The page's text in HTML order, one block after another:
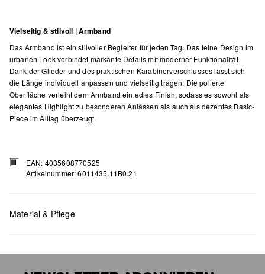
Vielseitig & stilvoll | Armband
Das Armband ist ein stilvoller Begleiter für jeden Tag. Das feine Design im
urbanen Look verbindet markante Details mit moderner Funktionalität.
Dank der Glieder und des praktischen Karabinerverschlusses lässt sich
die Länge individuell anpassen und vielseitig tragen. Die polierte
Oberfläche verleiht dem Armband ein edles Finish, sodass es sowohl als
elegantes Highlight zu besonderen Anlässen als auch als dezentes Basic-
Piece im Alltag überzeugt.
EAN: 4035608770525
Artikelnummer: 6011435.11B0.21
Material & Pflege